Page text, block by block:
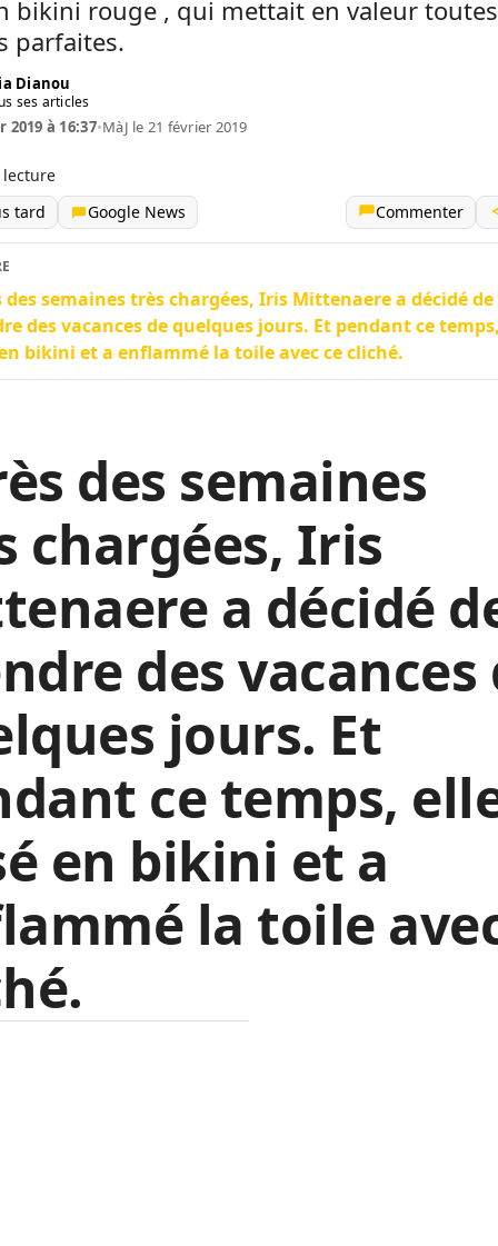
bikini rouge , qui mettait en valeur
parfaites.
Dianou
ses articles
2019 à 16:37•MàJ le 21 février 2019
tard
Google News Commenter
des semaines très chargées, Iris Mittenaere a décidé de
des vacances de quelques jours. Et pendant ce
bikini et a enflammé la toile avec ce cliché.
des semaines
chargées, Iris
a décidé
des vacances
jours. Et
ce temps,
en bikini et a
la toile